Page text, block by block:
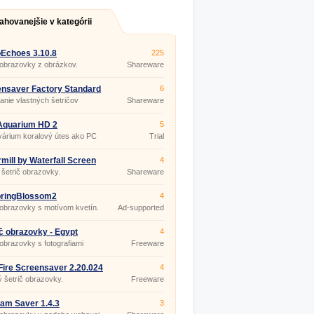
v kategórii
3.10.8
z obrázkov.
225
Shareware
Factory Standard
vlastných šetričov
6
Shareware
HD 2
koralový útes ako PC
5
Trial
by Waterfall Screen
r 5.07
šetrič obrazovky.
4
Shareware
s motívom kvetín.
4
Ad-supported
obrazovky - Egypt
s fotografiami
4
Freeware
Screensaver 2.20.024
šetrič obrazovky.
4
Freeware
Saver 1.4.3
3